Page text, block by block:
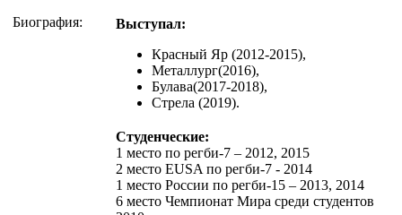
Биография:
Выступал:
Красный Яр (2012-2015),
Металлург(2016),
Булава(2017-2018),
Стрела (2019).
Студенческие:
1 место по регби-7 – 2012, 2015
2 место EUSA по регби-7 - 2014
1 место России по регби-15 – 2013, 2014
6 место Чемпионат Мира среди студентов